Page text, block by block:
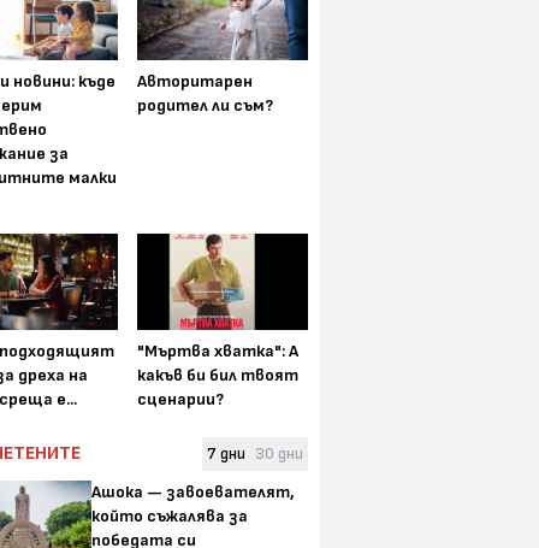
новини: къде
за
малки
Авторитарен
родител ли съм?
дреха на
е...
"Мъртва хватка": А
какъв би бил твоят
сценарии?
7 дни 30 дни
Ашока — завоевателят,
който съжалява за
победата си